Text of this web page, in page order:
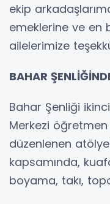
ekip
emeklerine ve en
ailelerimize
BAHAR
Bahar Şenliği
Merkezi öğretmen
düzenlenen
kapsamında,
boyama, takı,